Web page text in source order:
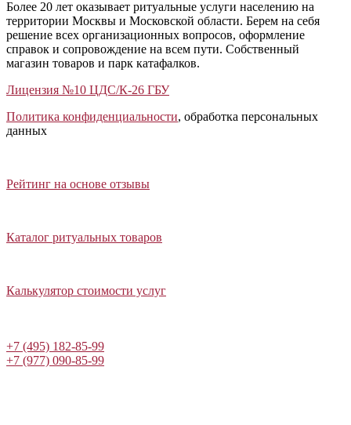
Более 20 лет оказывает ритуальные услуги населению на
территории Москвы и Московской области. Берем на себя
решение всех организационных вопросов, оформление
справок и сопровождение на всем пути. Собственный
магазин товаров и парк катафалков.
Лицензия №10 ЦДС/К-26 ГБУ
Политика конфиденциальности, обработка персональных
данных
Рейтинг на основе отзывы
Каталог ритуальных товаров
Калькулятор стоимости услуг
+7 (495) 182-85-99
+7 (977) 090-85-99